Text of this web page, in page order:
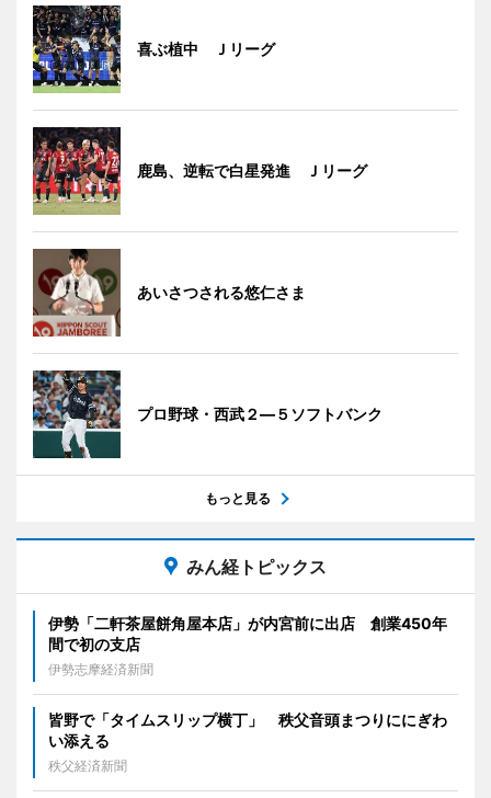
喜ぶ植中 Ｊリーグ
鹿島、逆転で白星発進 Ｊリーグ
あいさつされる悠仁さま
プロ野球・西武２―５ソフトバンク
もっと見る
みん経トピックス
伊勢「二軒茶屋餅角屋本店」が内宮前に出店 創業450年
間で初の支店
伊勢志摩経済新聞
皆野で「タイムスリップ横丁」 秩父音頭まつりににぎわ
い添える
秩父経済新聞